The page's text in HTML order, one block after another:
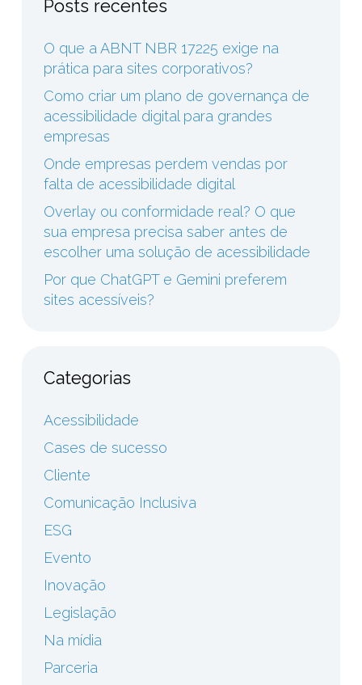
Posts recentes
O que a ABNT NBR 17225 exige na
prática para sites corporativos?
Como criar um plano de governança de
acessibilidade digital para grandes
empresas
Onde empresas perdem vendas por
falta de acessibilidade digital
Overlay ou conformidade real? O que
sua empresa precisa saber antes de
escolher uma solução de acessibilidade
Por que ChatGPT e Gemini preferem
sites acessíveis?
Categorias
Acessibilidade
Cases de sucesso
Cliente
Comunicação Inclusiva
ESG
Evento
Inovação
Legislação
Na mídia
Parceria